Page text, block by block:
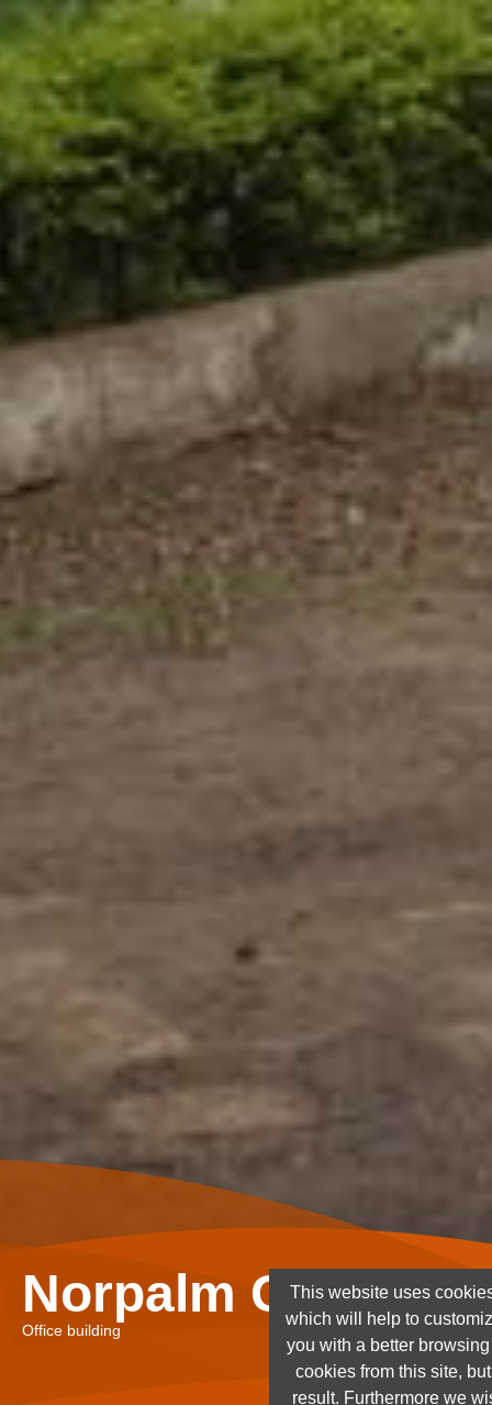
Norpalm Ghana
Office building
This website uses
which will help to
you with a better
cookies from this site,
result. Furthermore we